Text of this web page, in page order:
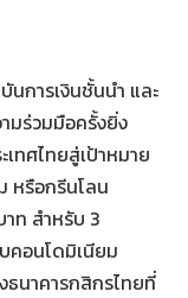
นการเงินชั้นนำ และ
มร่วมมือครั้งยิ่ง
ทศไทยสู่เป้าหมาย
หรือกรีนโลน
ท สำหรับ 3
คอนโดมิเนียม
นาคารกสิกรไทยที่